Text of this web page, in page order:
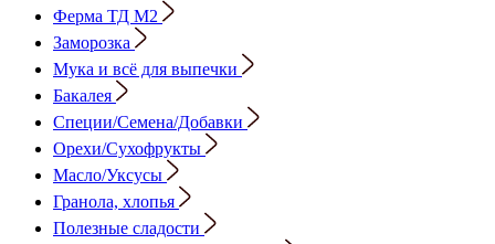
Ферма ТД М2
Заморозка
Мука и всё для выпечки
Бакалея
Специи/Семена/Добавки
Орехи/Сухофрукты
Масло/Уксусы
Гранола, хлопья
Полезные сладости